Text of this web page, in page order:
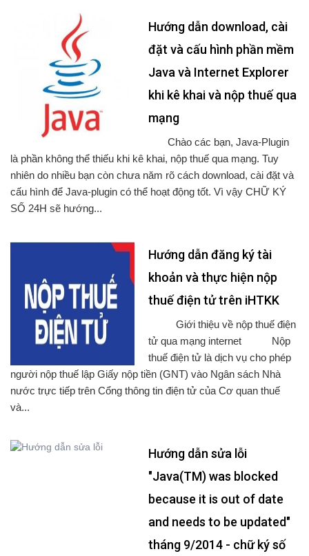
Hướng dẫn download, cài
đặt và cấu hình phần mềm
Java và Internet Explorer
khi kê khai và nộp thuế qua
mạng
Chào các bạn, Java-Plugin
là phần không thể thiếu khi kê khai, nộp thuế qua mạng. Tuy
nhiên do nhiều bạn còn chưa năm rõ cách download, cài đặt và
cấu hình để Java-plugin có thể hoạt động tốt. Vì vậy CHỮ KÝ
SỐ 24H sẽ hướng...
Hướng dẫn đăng ký tài
khoản và thực hiện nộp
thuế điện tử trên iHTKK
Giới thiệu về nộp thuế điện
tử qua mạng internet Nộp
thuế điện tử là dịch vụ cho phép
người nộp thuế lập Giấy nộp tiền (GNT) vào Ngân sách Nhà
nước trực tiếp trên Cổng thông tin điện tử của Cơ quan thuế
và...
Hướng dẫn sửa lỗi
"Java(TM) was blocked
because it is out of date
and needs to be updated"
tháng 9/2014 - chữ ký số